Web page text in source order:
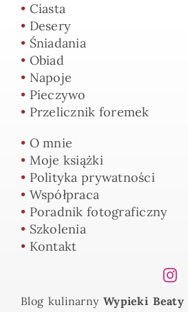
• Ciasta
• Desery
• Śniadania
• Obiad
• Napoje
• Pieczywo
• Przelicznik foremek
• O mnie
• Moje książki
• Polityka prywatności
• Współpraca
• Poradnik fotograficzny
• Szkolenia
• Kontakt
Blog kulinarny Wypieki Beaty